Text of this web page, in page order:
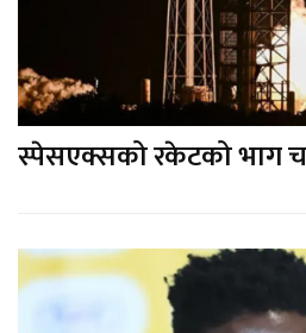
स्पेसएक्सको रकेटको भाग